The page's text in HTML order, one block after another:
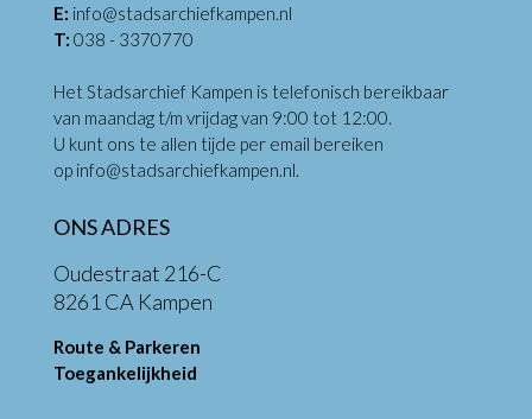
E: info@stadsarchiefkampen.nl
T: 038 - 3370770
Het Stadsarchief Kampen is telefonisch bereikbaar
van maandag t/m vrijdag van 9:00 tot 12:00.
U kunt ons te allen tijde per email bereiken
op info@stadsarchiefkampen.nl.
ONS ADRES
Oudestraat 216-C
8261 CA Kampen
Route & Parkeren
Toegankelijkheid